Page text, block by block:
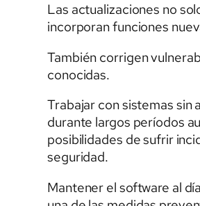
Las actualizaciones no
incorporan funciones
También corrigen
conocidas.
Trabajar con sistemas sin
durante largos períodos
posibilidades de sufrir
seguridad.
Mantener el software al